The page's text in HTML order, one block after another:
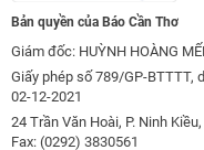
Bản quyền của Báo Cần Thơ
Giám đốc: HUỲNH HOÀNG
Giấy phép số 789/GP-BTTTT,
02-12-2021
24 Trần Văn Hoài, P. Ninh
Fax: (0292) 3830561